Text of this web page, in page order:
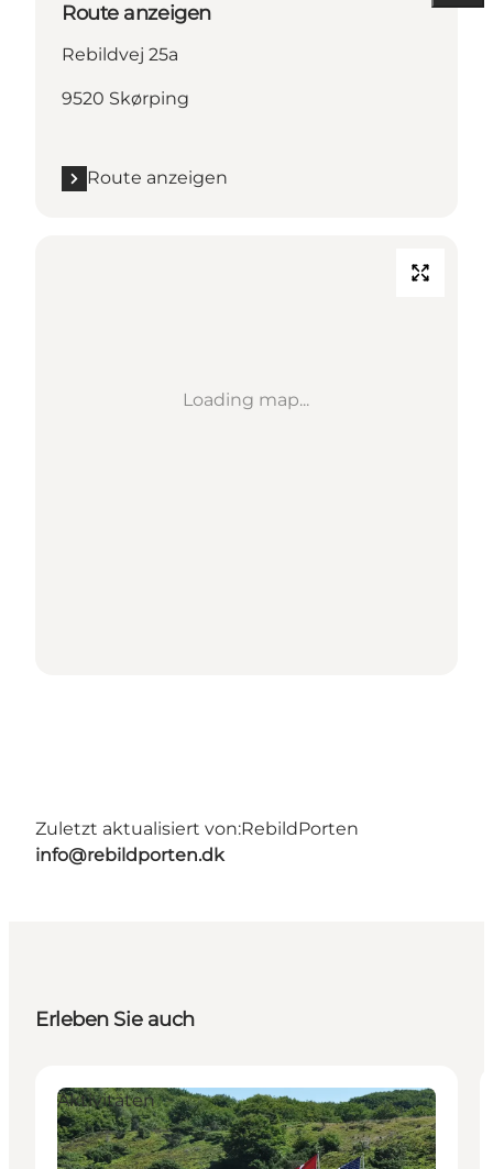
Route anzeigen
Rebildvej 25a
9520 Skørping
Route anzeigen
Loading map...
Zuletzt aktualisiert von:RebildPorten
info@rebildporten.dk
Erleben Sie auch
Aktivitäten